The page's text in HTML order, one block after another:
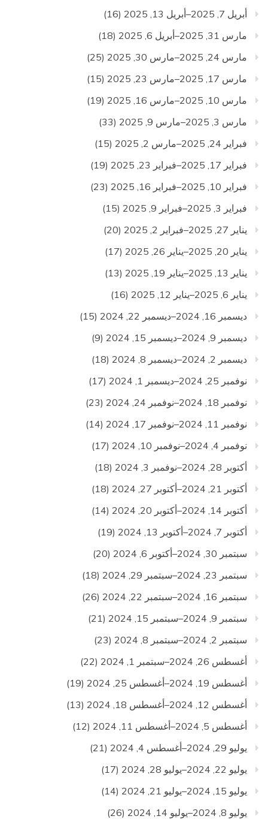
أبريل 7, 2025–أبريل 13, 2025
(16)
مارس 31, 2025–أبريل 6, 2025
(18)
مارس 24, 2025–مارس 30, 2025
(25)
مارس 17, 2025–مارس 23, 2025
(15)
مارس 10, 2025–مارس 16, 2025
(19)
مارس 3, 2025–مارس 9, 2025
(33)
فبراير 24, 2025–مارس 2, 2025
(15)
فبراير 17, 2025–فبراير 23, 2025
(19)
فبراير 10, 2025–فبراير 16, 2025
(23)
فبراير 3, 2025–فبراير 9, 2025
(15)
يناير 27, 2025–فبراير 2, 2025
(20)
يناير 20, 2025–يناير 26, 2025
(17)
يناير 13, 2025–يناير 19, 2025
(13)
يناير 6, 2025–يناير 12, 2025
(16)
ديسمبر 16, 2024–ديسمبر 22, 2024
(15)
ديسمبر 9, 2024–ديسمبر 15, 2024
(9)
ديسمبر 2, 2024–ديسمبر 8, 2024
(18)
نوفمبر 25, 2024–ديسمبر 1, 2024
(17)
نوفمبر 18, 2024–نوفمبر 24, 2024
(23)
نوفمبر 11, 2024–نوفمبر 17, 2024
(14)
نوفمبر 4, 2024–نوفمبر 10, 2024
(17)
أكتوبر 28, 2024–نوفمبر 3, 2024
(18)
أكتوبر 21, 2024–أكتوبر 27, 2024
(18)
أكتوبر 14, 2024–أكتوبر 20, 2024
(14)
أكتوبر 7, 2024–أكتوبر 13, 2024
(19)
سبتمبر 30, 2024–أكتوبر 6, 2024
(20)
سبتمبر 23, 2024–سبتمبر 29, 2024
(18)
سبتمبر 16, 2024–سبتمبر 22, 2024
(26)
سبتمبر 9, 2024–سبتمبر 15, 2024
(21)
سبتمبر 2, 2024–سبتمبر 8, 2024
(23)
أغسطس 26, 2024–سبتمبر 1, 2024
(22)
أغسطس 19, 2024–أغسطس 25, 2024
(19)
أغسطس 12, 2024–أغسطس 18, 2024
(13)
أغسطس 5, 2024–أغسطس 11, 2024
(12)
يوليو 29, 2024–أغسطس 4, 2024
(21)
يوليو 22, 2024–يوليو 28, 2024
(17)
يوليو 15, 2024–يوليو 21, 2024
(14)
يوليو 8, 2024–يوليو 14, 2024
(26)